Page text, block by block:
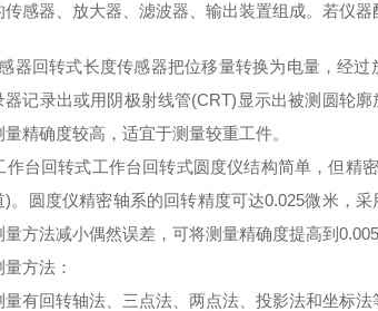
传感器、放大器、滤波器、输出装置组成。若仪
器回转式长度传感器把位移量转换为电量，经
器记录出或用阴极射线管(CRT)显示出被测圆轮
精确度较高，适宜于测量较重工件。
台回转式工作台回转式圆度仪结构简单，但精
)。圆度仪精密轴系的回转精度可达0.025微米 ，
量方法减小偶然误差，可将测量精确度提高到0.005
方法：
量有回转轴法、三点法、两点法、投影法和坐标法